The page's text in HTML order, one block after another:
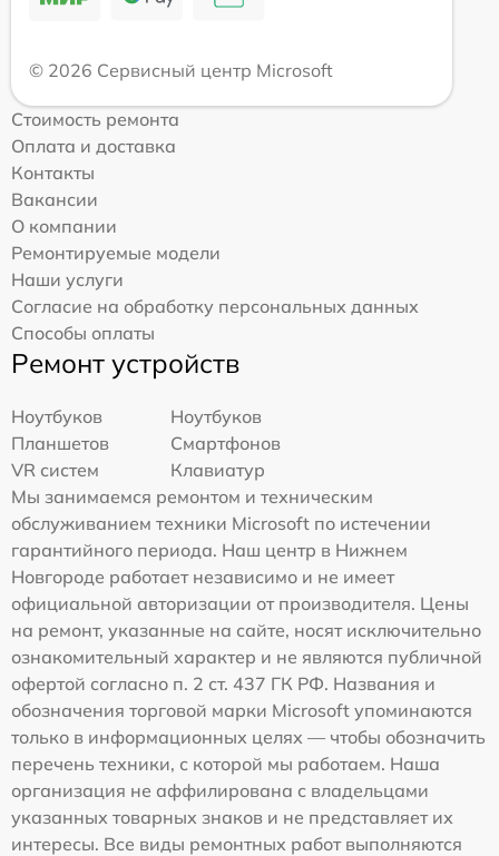
© 2026 Сервисный центр Microsoft
Стоимость ремонта
Оплата и доставка
Контакты
Вакансии
О компании
Ремонтируемые модели
Наши услуги
Согласие на обработку персональных данных
Способы оплаты
Ремонт устройств
Ноутбуков
Ноутбуков
Планшетов
Смартфонов
VR систем
Клавиатур
Мы занимаемся ремонтом и техническим
обслуживанием техники Microsoft по истечении
гарантийного периода. Наш центр в Нижнем
Новгороде работает независимо и не имеет
официальной авторизации от производителя. Цены
на ремонт, указанные на сайте, носят исключительно
ознакомительный характер и не являются публичной
офертой согласно п. 2 ст. 437 ГК РФ. Названия и
обозначения торговой марки Microsoft упоминаются
только в информационных целях — чтобы обозначить
перечень техники, с которой мы работаем. Наша
организация не аффилирована с владельцами
указанных товарных знаков и не представляет их
интересы. Все виды ремонтных работ выполняются